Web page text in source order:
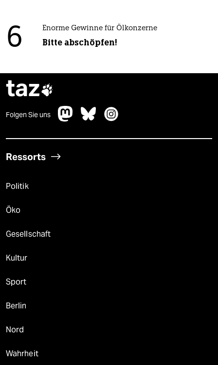
6 Enorme Gewinne für Ölkonzerne
Bitte abschöpfen!
taz
Folgen Sie uns
Ressorts
Politik
Öko
Gesellschaft
Kultur
Sport
Berlin
Nord
Wahrheit